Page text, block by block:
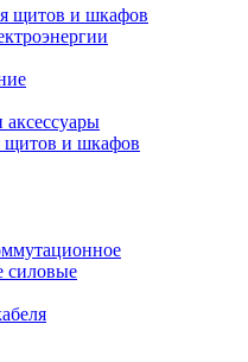
щитов и шкафов
щитов и шкафов
силовые